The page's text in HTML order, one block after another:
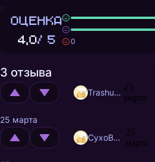
ОЦЕНКА
4,0/ 5
0
3 отзыва
Trashuser
25
марта
25 марта
CyxoB666
25
марта